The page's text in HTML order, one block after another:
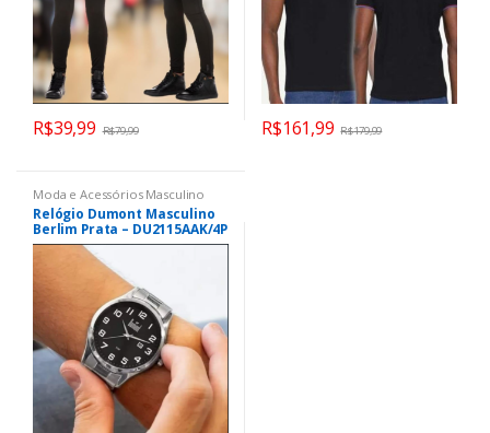
R$39,99 R$79,99 R$161,99 R$179,99
Moda e Acessórios Masculino
Relógio Dumont Masculino
Berlim Prata – DU2115AAK/4P